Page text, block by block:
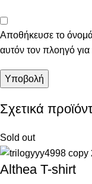
Αποθήκευσε το
αυτόν τον πλοηγό
Σχετικά
Sold out
Althea T-shirt